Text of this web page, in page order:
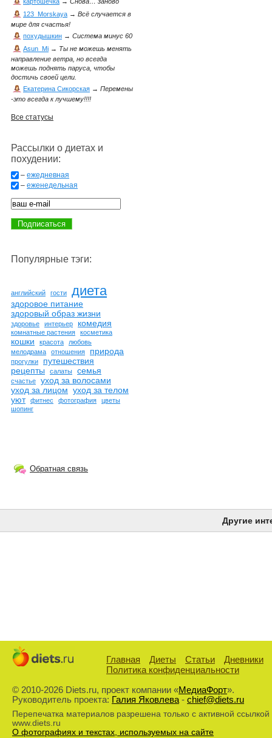
картошечка → Снова… заново
123_Morskaya → Всё случается в
мире для счастья!
похудышкин → Система минус 60
Asun_Mi → Ты не можешь менять
направление ветра, но всегда
можешь поднять паруса, чтобы
достичь своей цели.
Екатерина Сикорская → Перемены
-это всегда к лучшему!!!!
Все статусы
Рассылки о диетах и
похудении:
– ежедневная
– еженедельная
Популярные тэги:
английский гости диета
здоровое питание
здоровый образ жизни
здоровье интерьер комедия
комнатные растения косметика
кошки красота
любовь
мелодрама
отношения природа
прогулки
путешествия
рецепты
салаты семья
счастье
уход за волосами
уход за лицом уход за телом
уют
фитнес фотография
цветы
шопинг
Обратная связь
Другие
Главная Диеты Статьи
Дневники
Политика конфиденциальности
© 2010-2026 Diets.ru, проект компании «МедиаФорт».
Руководитель проекта: Галия Яковлева- chief@diets.ru
Перепечатка материалов разрешена только с активной ссылкой
www.diets.ru
О фотографиях и текстах, используемых на сайте